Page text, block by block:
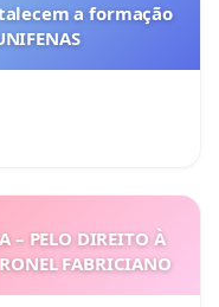
a formação
– PELO DIREITO À
FABRICIANO